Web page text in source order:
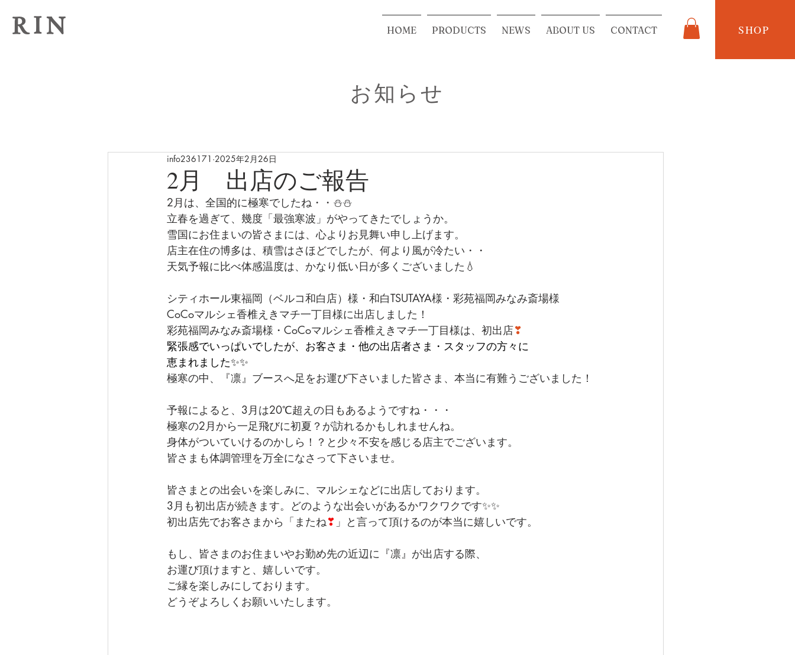
RIN SHOP
HOME PRODUCTS NEWS ABOUT US CONTACT
お知らせ
2月 出店のご報告
info236171 2025年2月26日
2月は、全国的に極寒でしたね・・⛄⛄
立春を過ぎて、幾度「最強寒波」がやってきたでしょうか。
雪国にお住まいの皆さまには、心よりお見舞い申し上げます。
店主在住の博多は、積雪はさほどでしたが、何より風が冷たい・・
天気予報に比べ体感温度は、かなり低い日が多くございました💧
シティホール東福岡（ベルコ和白店）様・和白TSUTAYA様・彩苑福岡みなみ斎場様
CoCoマルシェ香椎えきマチ一丁目様に出店しました！
彩苑福岡みなみ斎場様・CoCoマルシェ香椎えきマチ一丁目様は、初出店❣
緊張感でいっぱいでしたが、お客さま・他の出店者さま・スタッフの方々に
恵まれました✨✨
極寒の中、『凛』ブースへ足をお運び下さいました皆さま、本当に有難うございました！
予報によると、3月は20℃超えの日もあるようですね・・・
極寒の2月から一足飛びに初夏？が訪れるかもしれませんね。
身体がついていけるのかしら！？と少々不安を感じる店主でございます。
皆さまも体調管理を万全になさって下さいませ。
皆さまとの出会いを楽しみに、マルシェなどに出店しております。
3月も初出店が続きます。どのような出会いがあるかワクワクです✨✨
初出店先でお客さまから「またね❣ 」と言って頂けるのが本当に嬉しいです。
もし、皆さまのお住まいやお勤め先の近辺に『凛』が出店する際、
お運び頂けますと、嬉しいです。
ご縁を楽しみにしております。
どうぞよろしくお願いいたします。